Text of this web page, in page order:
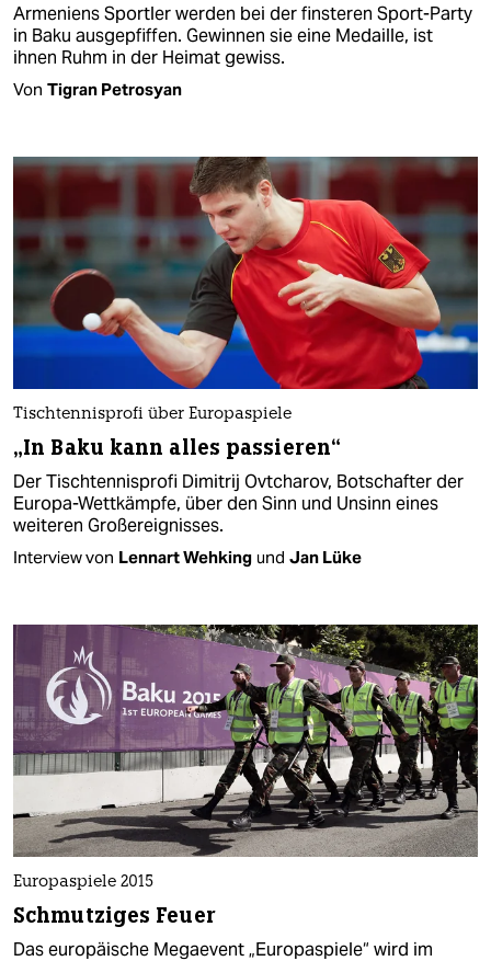
Armeniens Sportler werden bei der finsteren Sport-Party
in Baku ausgepfiffen. Gewinnen sie eine Medaille, ist
ihnen Ruhm in der Heimat gewiss.
Von Tigran Petrosyan
Tischtennisprofi über Europaspiele
„In Baku kann alles passieren“
Der Tischtennisprofi Dimitrij Ovtcharov, Botschafter der
Europa-Wettkämpfe, über den Sinn und Unsinn eines
weiteren Großereignisses.
Interview von Lennart Wehking und Jan Lüke
Europaspiele 2015
Schmutziges Feuer
Das europäische Megaevent „Europaspiele“ wird im